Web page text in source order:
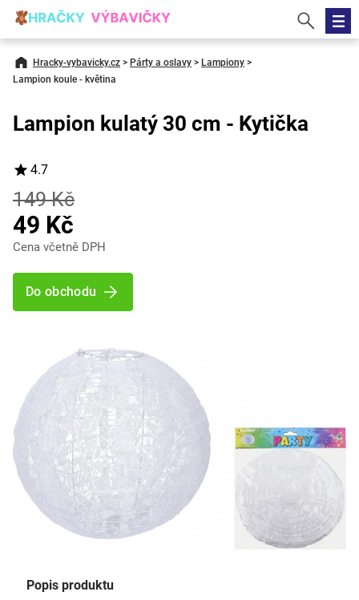
Hracky-vybavicky.cz > Párty a oslavy > Lampiony >
Lampion koule - květina
Popis produktu
Lampion kulatý 30 cm - Kytička
4.7
149 Kč
49 Kč
Cena včetně DPH
Do obchodu